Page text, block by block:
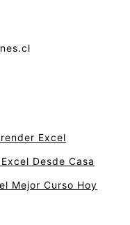
Excel
Desde Casa
Mejor Curso Hoy